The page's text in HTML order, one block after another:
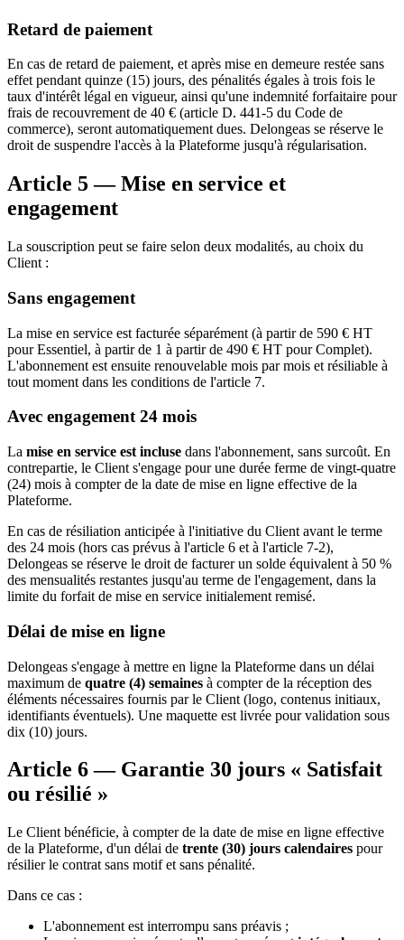
Retard de paiement
En cas de retard de paiement, et après mise en demeure restée sans
effet pendant quinze (15) jours, des pénalités égales à trois fois le
taux d'intérêt légal en vigueur, ainsi qu'une indemnité forfaitaire pour
frais de recouvrement de 40 € (article D. 441-5 du Code de
commerce), seront automatiquement dues. Delongeas se réserve le
droit de suspendre l'accès à la Plateforme jusqu'à régularisation.
Article 5 — Mise en service et
engagement
La souscription peut se faire selon deux modalités, au choix du
Client :
Sans engagement
La mise en service est facturée séparément (à partir de 590 € HT
pour Essentiel, à partir de 1 à partir de 490 € HT pour Complet).
L'abonnement est ensuite renouvelable mois par mois et résiliable à
tout moment dans les conditions de l'article 7.
Avec engagement 24 mois
La mise en service est incluse dans l'abonnement, sans surcoût. En
contrepartie, le Client s'engage pour une durée ferme de vingt-quatre
(24) mois à compter de la date de mise en ligne effective de la
Plateforme.
En cas de résiliation anticipée à l'initiative du Client avant le terme
des 24 mois (hors cas prévus à l'article 6 et à l'article 7-2),
Delongeas se réserve le droit de facturer un solde équivalent à 50 %
des mensualités restantes jusqu'au terme de l'engagement, dans la
limite du forfait de mise en service initialement remisé.
Délai de mise en ligne
Delongeas s'engage à mettre en ligne la Plateforme dans un délai
maximum de quatre (4) semaines à compter de la réception des
éléments nécessaires fournis par le Client (logo, contenus initiaux,
identifiants éventuels). Une maquette est livrée pour validation sous
dix (10) jours.
Article 6 — Garantie 30 jours « Satisfait
ou résilié »
Le Client bénéficie, à compter de la date de mise en ligne effective
de la Plateforme, d'un délai de trente (30) jours calendaires pour
résilier le contrat sans motif et sans pénalité.
Dans ce cas :
L'abonnement est interrompu sans préavis ;